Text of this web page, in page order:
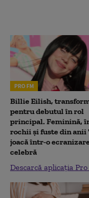
PRO FM
Billie Eilish,
pentru debutul în rol
principal. Feminină,
rochii și fuste din anii
joacă într-o
celebră
Descarcă aplicația